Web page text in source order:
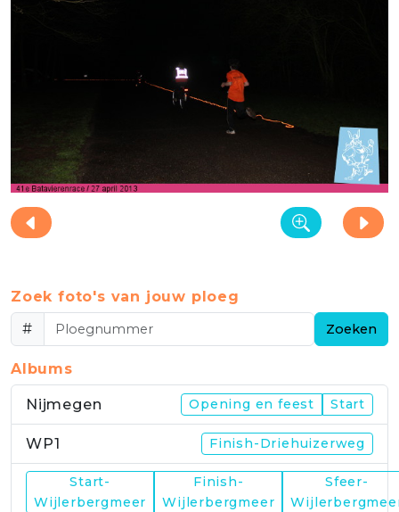
Zoek foto's van jouw ploeg
#
Zoeken
Albums
Nijmegen Opening en feest Start
WP1 Finish-Driehuizerweg
WP2
Start-
Wijlerbergmeer
Finish-
Wijlerbergmeer
Sfeer-